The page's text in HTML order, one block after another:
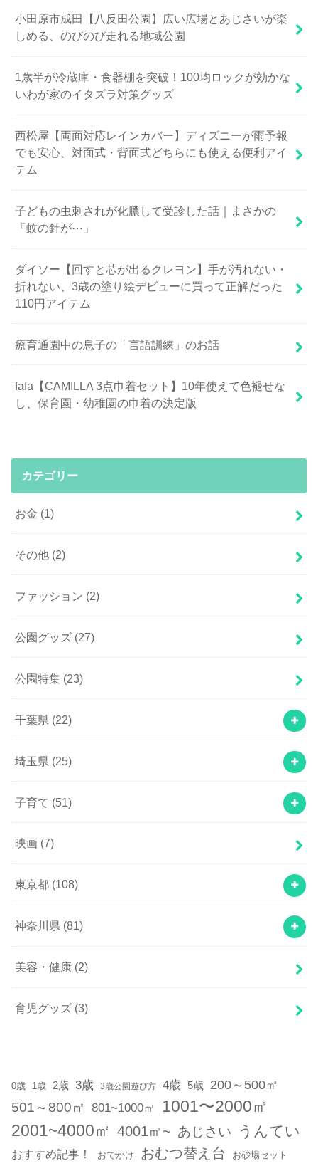
小田原市成田【八反田公園】広い広場とあじさいが楽
しめる、のびのび走れる地域公園
1歳半が冷蔵庫・食器棚を突破！100均ロックが効かな
いわが家のイタズラ対策グッズ
西松屋【両面対応レインカバー】ディズニーが雨予報
でも安心、対面式・背面式どちらにも使える便利アイ
テム
子どもの虫刺されが化膿して受診した話｜まさかの
「蚊の針が⋯」
ダイソー【回すと芯が出るクレヨン】手が汚れない・
折れない、3歳の塗り絵デビューに買って正解だった
110円アイテム
療育通園中の息子の「言語訓練」のお話
fafa【CAMILLA 3点巾着セット】10年使えて色褪せな
し、保育園・幼稚園の巾着の決定版
カテゴリー
お金 (1)
その他 (2)
ファッション (2)
公園グッズ (27)
公園特集 (23)
千葉県 (22)
埼玉県 (25)
子育て (51)
映画 (7)
東京都 (108)
神奈川県 (81)
美容・健康 (2)
育児グッズ (3)
0歳 1歳 2歳 3歳 3歳公園遊び方 4歳 5歳 200～500㎡
501～800㎡ 801~1000㎡
1001〜2000㎡
2001~4000㎡ 4001㎡~ あじさい うんてい
おすすめ記事！ おでかけ おむつ替え台 お砂場セット